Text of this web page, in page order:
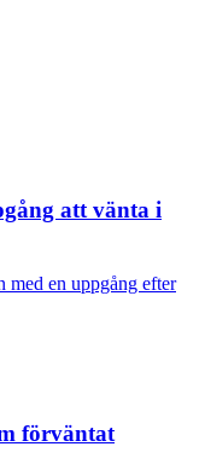
att vänta i
med en uppgång efter
förväntat